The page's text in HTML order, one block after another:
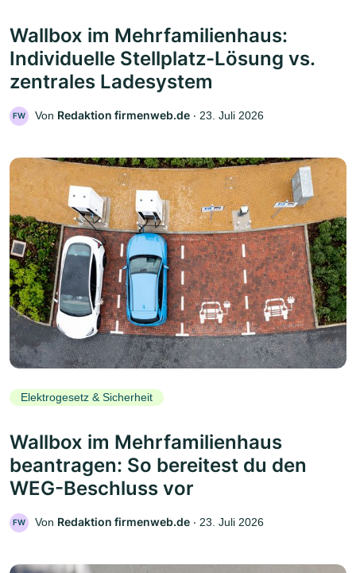
Wallbox im Mehrfamilienhaus:
Individuelle Stellplatz-Lösung vs.
zentrales Ladesystem
FW Von Redaktion firmenweb.de ‧ 23. Juli 2026
Elektrogesetz & Sicherheit
Wallbox im Mehrfamilienhaus
beantragen: So bereitest du den
WEG-Beschluss vor
FW Von Redaktion firmenweb.de ‧ 23. Juli 2026